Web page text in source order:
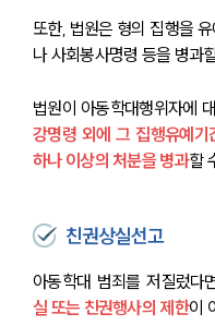
또한, 법원은 형의 집행을
나 사회봉사명령 등을 병과
법원이 아동학대행위자에
강명령 외에 그 집행유예
하나 이상의 처분을 병과할
친권상실선고
아동학대 범죄를 저질렀다
실 또는 친권행사의 제한이